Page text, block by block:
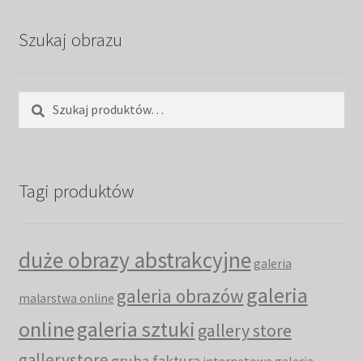
Szukaj obrazu
Szukaj:
Szukaj
Tagi produktów
duże obrazy abstrakcyjne galeria
malarstwa online galeria obrazów galeria
onlinegaleria sztuki gallery store